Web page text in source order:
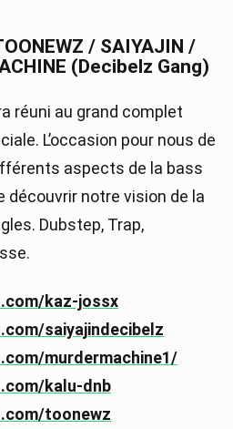
/ SAIYAJIN /
(Decibelz Gang)
réuni au grand complet
L’occasion pour nous de
aspects de la bass
découvrir notre vision de la
Dubstep, Trap,
kaz-jossx
saiyajindecibelz
murdermachine1/
kalu-dnb
toonewz